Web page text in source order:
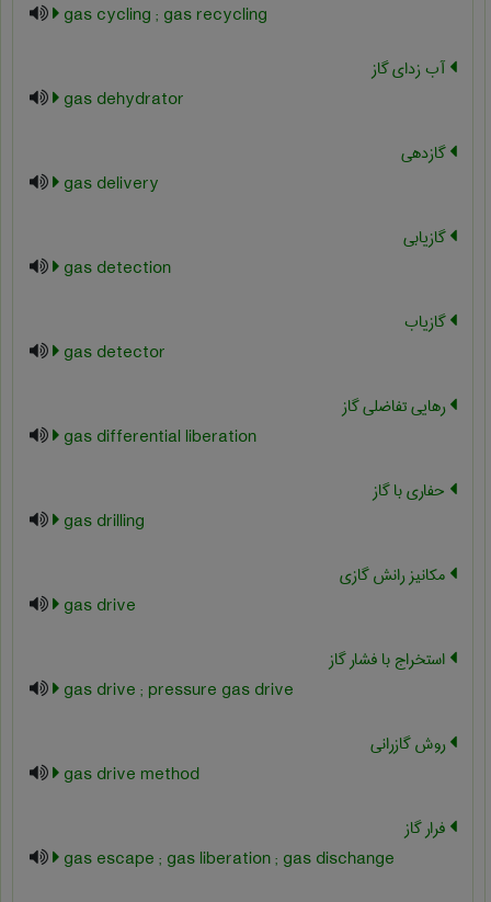
gas cycling ; gas recycling
آب زدای گاز
gas dehydrator
گازدهی
gas delivery
گازیابی
gas detection
گازیاب
gas detector
رهایی تفاضلی گاز
gas differential liberation
حفاری با گاز
gas drilling
مکانیز رانش گازی
gas drive
استخراج با فشار گاز
gas drive ; pressure gas drive
روش گازرانی
gas drive method
فرار گاز
gas escape ; gas liberation ; gas dischange